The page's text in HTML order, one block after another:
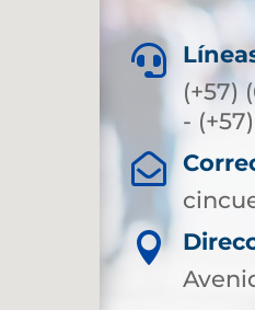

(+57)
-

